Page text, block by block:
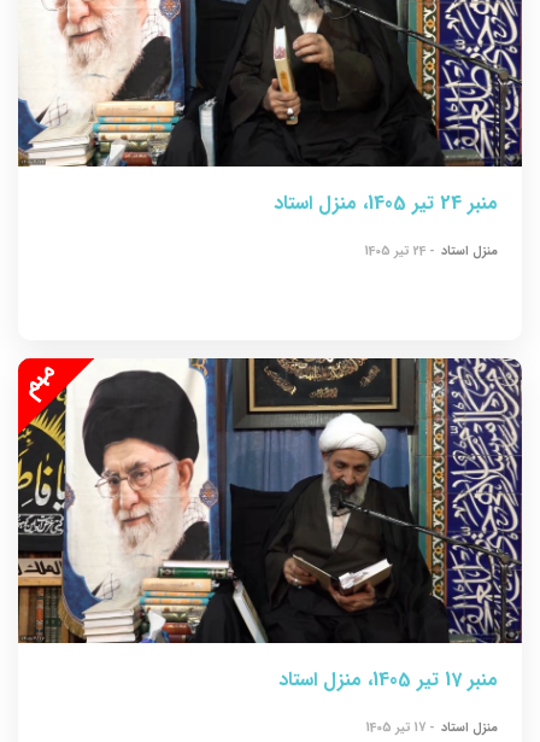
منبر 24 تیر 1405، منزل استاد
منزل استاد - 24 تیر 1405
منبر 17 تیر 1405، منزل استاد
منزل استاد - 17 تیر 1405